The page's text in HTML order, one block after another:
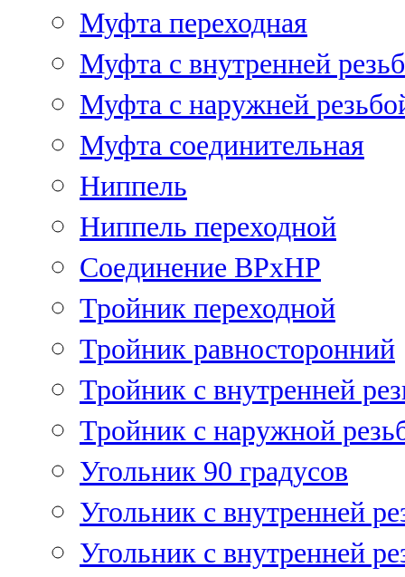
Муфта переходная
Муфта с внутренней
Муфта с наружней
Муфта соединительная
Ниппель
Ниппель переходной
Соединение ВРхНР
Тройник переходной
Тройник равносторонний
Тройник с внутренней
Тройник с наружной
Угольник 90 градусов
Угольник c внутренней
Угольник с внутренней